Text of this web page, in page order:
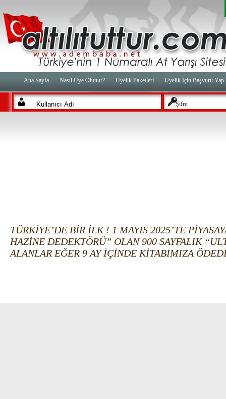
Ana Sayfa Nasıl Üye Olunur? Üyelik Paketleri Üyelik İçin Başvuru Yap
Şifre
TÜRKİYE’DE BİR İLK ! 1 MAYIS 2025’TE
HAZİNE DEDEKTÖRÜ” OLAN 900 SAYFALIK
ALANLAR EĞER 9 AY İÇİNDE KİTABIMIZA